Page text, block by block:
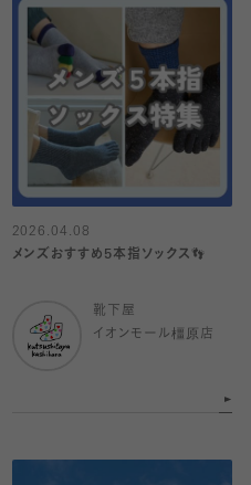
2026.04.08
メンズおすすめ5本指ソックス👣
靴下屋
イオンモール橿原店